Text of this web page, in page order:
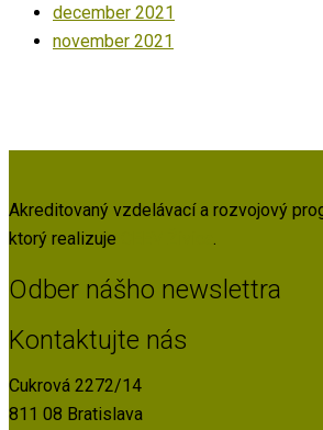
december 2021
november 2021
Akreditovaný vzdelávací a rozvojový
ktorý realizuje
.
Odber nášho newslettra
Kontaktujte nás
Cukrová 2272/14
811 08 Bratislava